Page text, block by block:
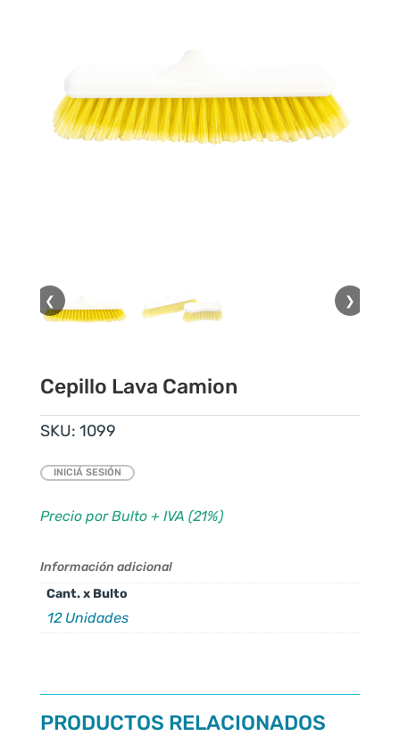
❮ ❯
Cepillo Lava Camion
SKU: 1099
INICIÁ SESIÓN
Precio por Bulto + IVA (21%)
Información adicional
Cant. x Bulto
12 Unidades
PRODUCTOS RELACIONADOS